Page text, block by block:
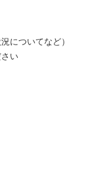
についてなど）
い